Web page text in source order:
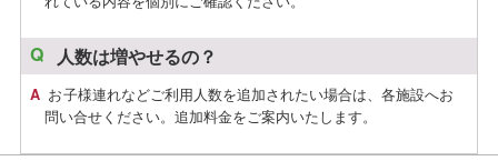
人数は増やせるの？
お子様連れなどご利用人数を追加されたい場合は、各施設へお
問い合せください。追加料金をご案内いたします。